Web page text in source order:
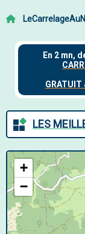
LES
+
−